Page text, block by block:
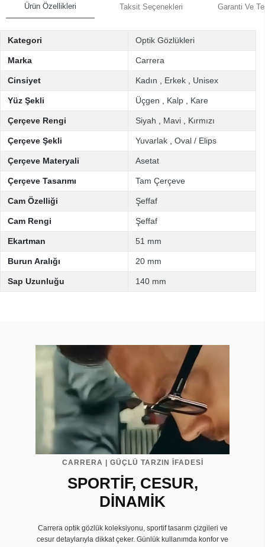
Ürün Özellikleri Taksit Seçenekleri Garanti Ve
Kategori Optik Gözlükleri
Marka Carrera
Cinsiyet Kadın Erkek Unisex
Yüz Şekli Üçgen Kalp Kare
Çerçeve Rengi Siyah Mavi Kırmızı
Çerçeve Şekli Yuvarlak Oval / Elips
Çerçeve Materyali Asetat
Çerçeve Tasarımı Tam Çerçeve
Cam Özelliği Şeffaf
Cam Rengi Şeffaf
Ekartman 51 mm
Burun Aralığı 20 mm
Sap Uzunluğu 140 mm
CARRERA | GÜÇLÜ TARZIN İFADESİ
SPORTİF, CESUR,
DİNAMİK
Carrera optik gözlük koleksiyonu, sportif tasarım çizgileri ve
cesur detaylarıyla dikkat çeker. Günlük kullanımda konfor ve